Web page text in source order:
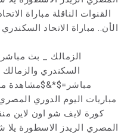
السكندري
مباشر=$*&$مشاهدة
مباريات اليوم الدوري
كورة لايف شو اون لاين
المصري الريدز الاسطورة